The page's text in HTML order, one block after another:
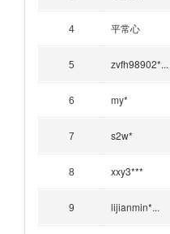
4 平常心
5 zvfh98902*...
6 my*
7 s2w*
8 xxy3***
9 lijianmin*...